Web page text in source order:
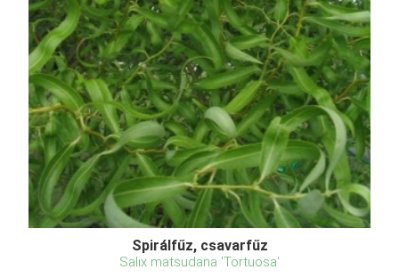
Spirálfűz, csavarfűz
Salix matsudana 'Tortuosa'